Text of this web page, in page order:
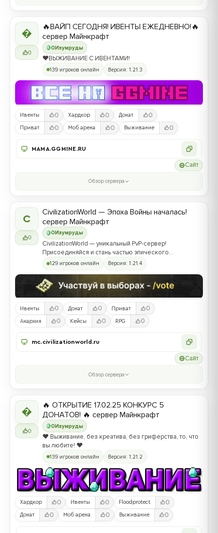

0
0Изумруды
🔥ВАЙП СЕГОДНЯ! ИВЕНТЫ ЕЖЕДНЕВНО!🔥
сервер Майнкрафт
❤️ВЫЖИВАНИЕ С ИВЕНТАМИ!
139 игроков онлайн Версия: 1.21.3
Ивенты 0 Хардкор 0 Донат 0
Приват 0 Моб арена 0 Выживание 0
MAMA.GGMINE.RU
Сайт
Обзор сервера
C
0
0 Изумруды
CivilizationWorld — Эпоха Войны началась!
сервер Майнкрафт
CivilizationWorld — уникальный PvP-сервер!
Присоединяйся и стань частью эпического
противостояния между Альвами и Йотунами!
129 игроков онлайн Версия: 1.21.4
Ивенты 0 Донат 0 Приват 0
Анархия 0 Кейсы 0 RPG 0
mc.civilizationworld.ru
Сайт
Обзор сервера

0
0Изумруды
🔥 ОТКРЫТИЕ 17.02.25 КОНКУРС 5
ДОНАТОВ! 🔥 сервер Майнкрафт
❤️ Выживание, без креатива, без гриферства, то, что
вы любите! ❤️
139 игроков онлайн Версия: 1.21.2
Хардкор 0 Ивенты 0 Floodprotect 0
Донат 0 Моб арена 0 Выживание 0